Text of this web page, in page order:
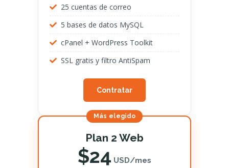
25 cuentas de correo
5 bases de datos MySQL
cPanel + WordPress Toolkit
SSL gratis y filtro AntiSpam
Contratar
Más elegido
Plan 2 Web
$24 USD/mes